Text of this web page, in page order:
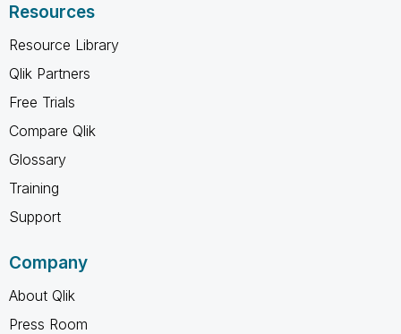
Resources
Resource Library
Qlik Partners
Free Trials
Compare Qlik
Glossary
Training
Support
Company
About Qlik
Press Room